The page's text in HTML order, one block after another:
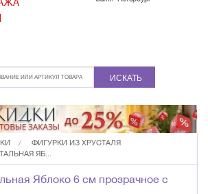
ИСКАТЬ
ФИГУРКИ ИЗ ХРУСТАЛЯ
ЯБ...
Яблоко 6 см прозрачное с